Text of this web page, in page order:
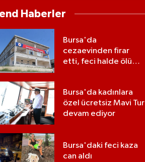
Haberler
Bursa'da
cezaevinden firar
etti, feci halde ölü
Bursa'da kadınlara
özel ücretsiz Mavi Tur
devam ediyor
Bursa'daki feci kaza
can aldı